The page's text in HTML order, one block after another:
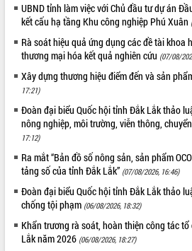
II/2026
Đắk Lắk ký kết thỏa thuận hợp tác về
chuyển đổi số giai đoạn 2026 – 2030
với Tập đoàn Bưu chính Viễn thông
Việt Nam
Thứ trưởng Bộ Y tế làm việc với tỉnh
Đắk Lắk về phát triển nhân lực y tế
cho trạm y tế cấp xã
Du lịch Đắk Lắk nâng tầm trải nghiệm
du khách thông qua Hệ thống cơ sở dữ
liệu và Bản đồ số
trong thương mại điện tử năm 2026
Đoàn đại biểu Quốc hội tỉnh Đắk Lắk
trao đổi thông tin trước Kỳ họp thứ
nhất, Quốc hội khóa XVI
UBND tỉnh làm việc với Chủ đầu tư dự án
kết cấu hạ tầng Khu công nghiệp Phú Xuân
Rà soát hiệu quả ứng dụng các đề tài khoa
thương mại hóa kết quả nghiên cứu (07/08/
Xây dựng thương hiệu điểm đến và sản
17:21)
Đoàn đại biểu Quốc hội tỉnh Đắk Lắk thảo
nông nghiệp, môi trường, viễn thông,
17:12)
Ra mắt “Bản đồ số nông sản, sản phẩm
tảng số của tỉnh Đắk Lắk” (07/08/2026, 16:46)
Đoàn đại biểu Quốc hội tỉnh Đắk Lắk thảo
chống tội phạm (06/08/2026, 18:32)
Khẩn trương rà soát, hoàn thiện công tác
Lắk năm 2026 (06/08/2026, 18:27)